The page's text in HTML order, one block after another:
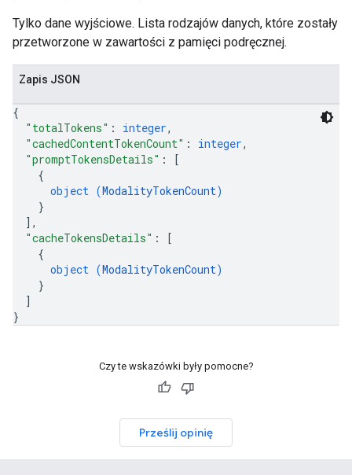
Tylko dane wyjściowe. Lista rodzajów danych, które zostały
przetworzone w zawartości z pamięci podręcznej.
Zapis JSON
{
"totalTokens" : integer,
"cachedContentTokenCount" : integer,
"promptTokensDetails" :
[
{
object (ModalityTokenCount)
}
] ,
"cacheTokensDetails" :
[
{
object (ModalityTokenCount)
}
]
}
Czy te wskazówki były pomocne?
Prześlij opinię